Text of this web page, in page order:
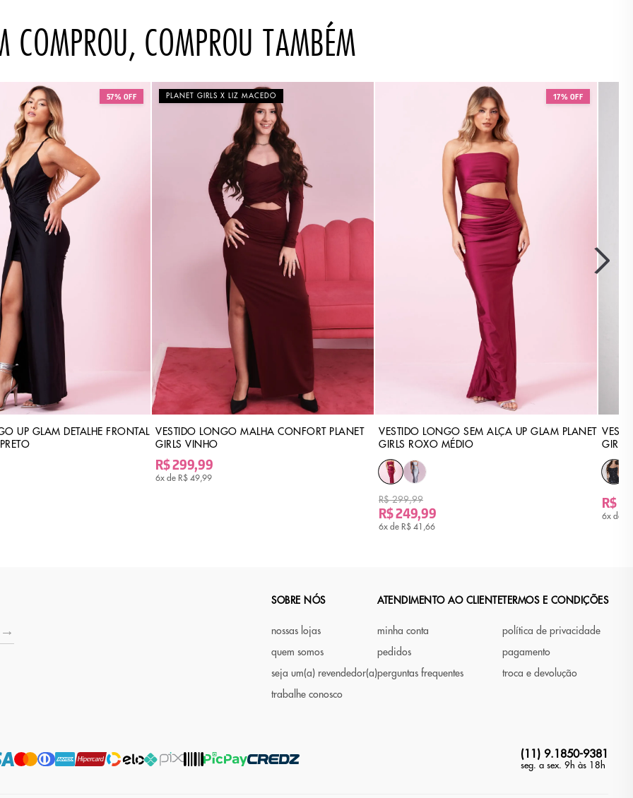
COMPROU, COMPROU TAMBÉM
57% OFF
UP GLAM DETALHE FRONTAL
PLANET GIRLS X LIZ MACEDO
VESTIDO LONGO MALHA CONFORT PLANET
GIRLS VINHO
R$ 299,99
6x de R$ 49,99
17% OFF
VESTIDO LONGO SEM ALÇA UP GLAM PLANET
GIRLS ROXO MÉDIO
R$ 299,99
R$ 249,99
6x de R$ 41,66
GIRLS
R$
6x de
SOBRE NÓS
nossas lojas
quem somos
seja um(a) revendedor(a)
trabalhe conosco
ATENDIMENTO AO CLIENTE
minha conta
pedidos
perguntas frequentes
TERMOS E CONDIÇÕES
política de privacidade
pagamento
troca e devolução
(11) 9.1850-9381
seg. a sex. 9h às 18h